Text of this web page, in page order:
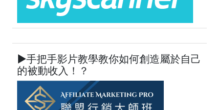
►手把手影片教學教你如何創造屬於自己
的被動收入！？